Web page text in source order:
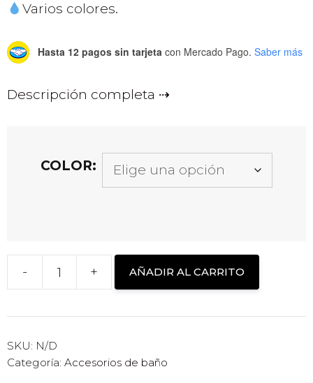
Varios colores.
Hasta 12 pagos sin tarjeta con Mercado Pago. Saber más
Descripción completa
COLOR:
-
PONCHO
+ AÑADIR AL CARRITO
SKU: N/D
Categoría: Accesorios de baño